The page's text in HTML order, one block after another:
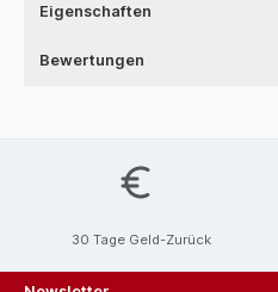
Eigenschaften
Bewertungen
30 Tage Geld-Zurück